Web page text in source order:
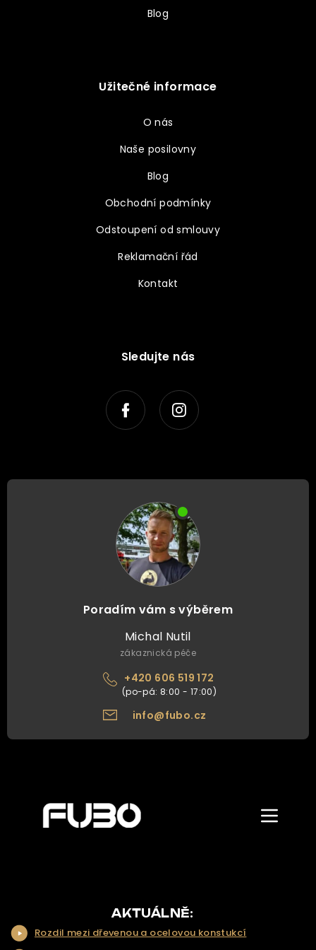
Blog
Užitečné informace
O nás
Naše posilovny
Blog
Obchodní podmínky
Odstoupení od smlouvy
Reklamační řád
Kontakt
Sledujte nás
Poradím vám s výběrem
Michal Nutil
zákaznická péče
+420 606 519 172
info@fubo.cz
NAŠE NABÍDKA
NAŠE SLUŽBY
Zobrazit/
menu
AKTUÁLNĚ:
Rozdil mezi dřevenou a ocelovou konstukcí